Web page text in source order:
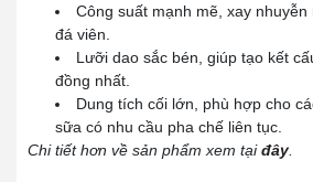
Công suất mạnh mẽ, xay nhuyễn
đá viên.
Lưỡi dao sắc bén, giúp tạo kết
đồng nhất.
Dung tích cối lớn, phù hợp cho
sữa có nhu cầu pha chế liên tục.
Chi tiết hơn về sản phẩm xem tạiđây